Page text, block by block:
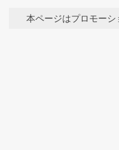
本ページはプロモー